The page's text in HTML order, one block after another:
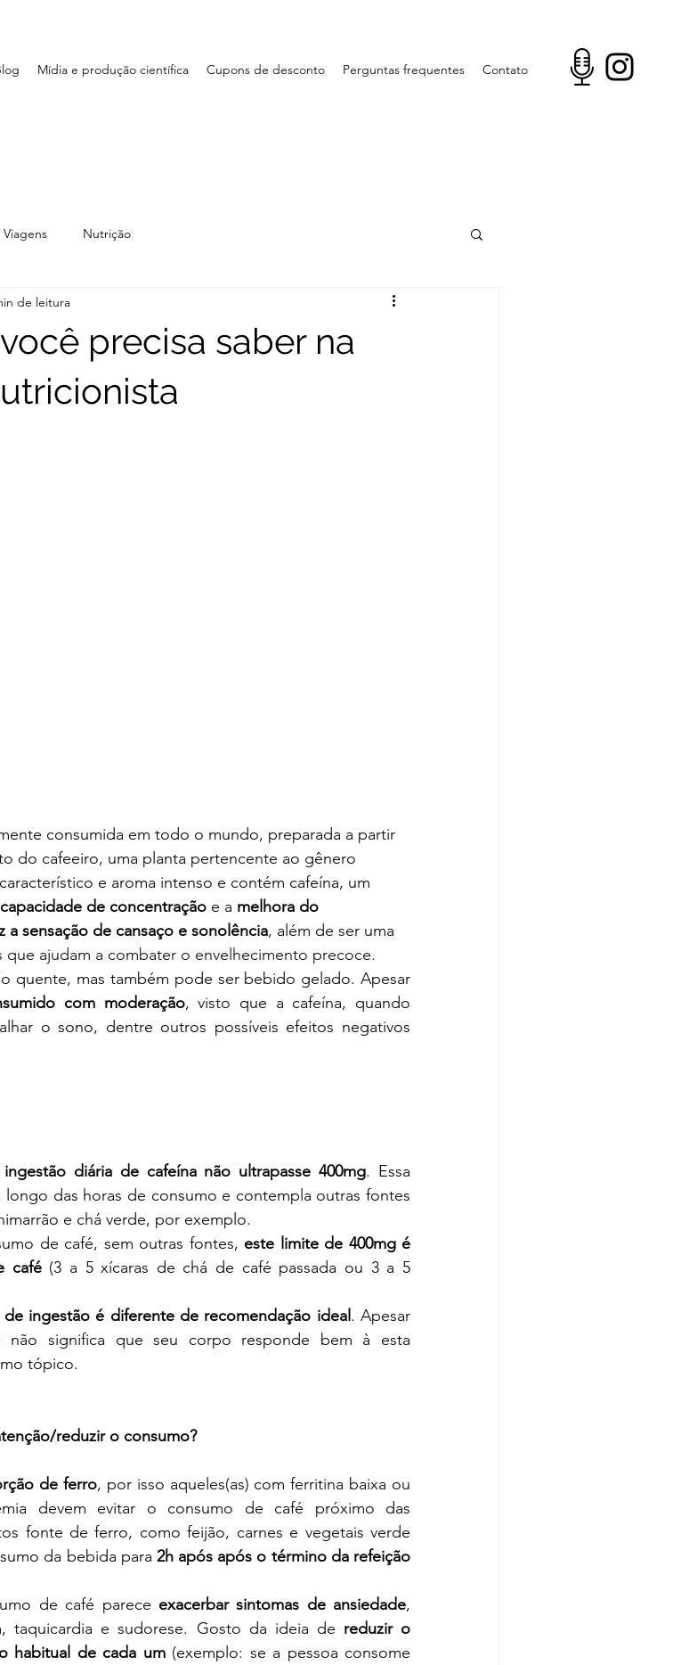
Mídia e produção científica Cupons de desconto Perguntas frequentes Contato
Viagens Nutrição
precisa saber na
de leitura
do cafeeiro, uma planta pertencente ao gênero
e aroma intenso e contém cafeína, um
capacidade de concentração e a melhora do
a sensação de cansaço e sonolência, além de ser uma
que ajudam a combater o envelhecimento precoce.
com moderação, visto que a cafeína, quando
o sono, dentre outros possíveis efeitos negativos
ingestão diária de cafeína não ultrapasse 400mg. Essa
das horas de consumo e contempla outras fontes
e chá verde, por exemplo.
de café, sem outras fontes,
este limite de 400mg é
café (3 a 5 xícaras de chá de café passada ou 3 a 5
ingestão é diferente de recomendação ideal . Apesar
não significa que seu corpo responde bem à esta
tópico.
reduzir o consumo?
de ferro, por isso aqueles(as) com ferritina baixa ou
devem evitar o consumo de café próximo das
fonte de ferro, como feijão, carnes e vegetais verde
da bebida para 2h após após o término da refeição
de café parece exacerbar sintomas de ansiedade,
taquicardia e sudorese. Gosto da ideia de reduzir o
habitual de cada um (exemplo: se a pessoa consome